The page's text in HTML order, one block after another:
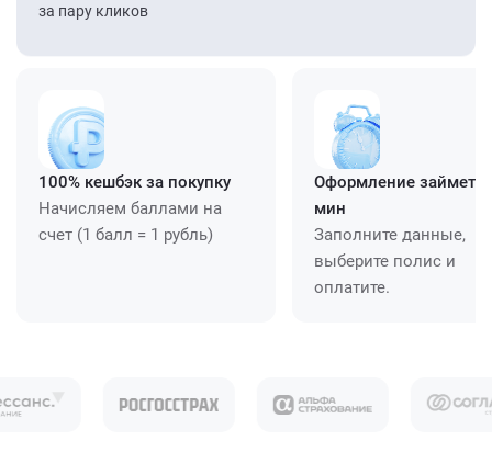
за пару кликов
100% кешбэк за покупку
Начисляем баллами на
счет (1 балл = 1 рубль)
Оформление займет
мин
Заполните данные,
выберите полис и
оплатите.